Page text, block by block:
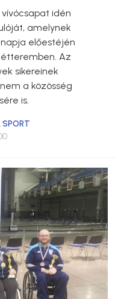
idén
amelynek
előestéjén
Az
sikereinek
a közösség
is.
SPORT